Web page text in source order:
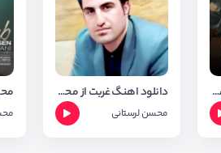
آهنگ جدید بشمار 3 از محسن لرستانی + متن آهنگ دانلود اهنگ غربت از محسن لرستانی با کیفیت 320
محسن لرستانی